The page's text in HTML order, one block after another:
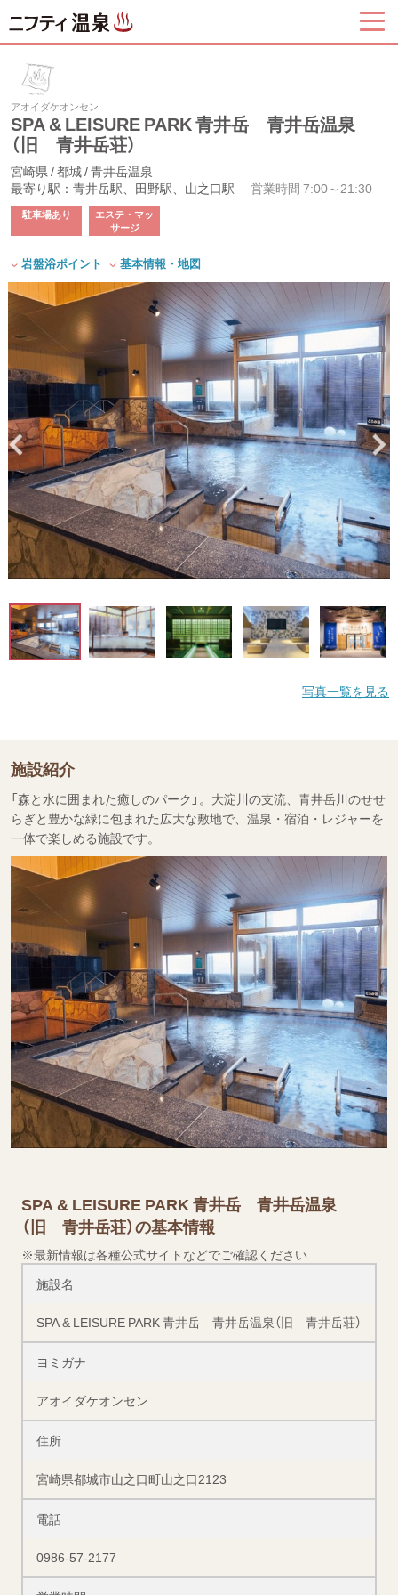
アオイダケオンセン
SPA & LEISURE PARK 青井岳 青井岳温泉
（旧 青井岳荘）
宮崎県 / 都城 / 青井岳温泉
最寄り駅：青井岳駅、田野駅、山之口駅
営業時間 7:00～21:30
駐車場あり
エステ・マッ
サージ
岩盤浴ポイント 基本情報・地図
写真一覧を見る
施設紹介
「森と水に囲まれた癒しのパーク」。大淀川の支流、青井岳川のせせ
らぎと豊かな緑に包まれた広大な敷地で、温泉・宿泊・レジャーを
一体で楽しめる施設です。
SPA & LEISURE PARK 青井岳 青井岳温泉
（旧 青井岳荘）の基本情報
※最新情報は各種公式サイトなどでご確認ください
施設名
SPA & LEISURE PARK 青井岳 青井岳温泉（旧 青井岳荘）
ヨミガナ
アオイダケオンセン
住所
宮崎県都城市山之口町山之口2123
電話
0986‐57‐2177